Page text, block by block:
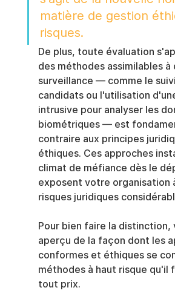
matière de gestion
risques.
De plus, toute évaluation
des méthodes assimilables à
surveillance — comme le
candidats ou l'utilisation
intrusive pour analyser les
biométriques — est
contraire aux principes
éthiques. Ces approches
climat de méfiance dès le
exposent votre organisation
risques juridiques
Pour bien faire la distinction,
aperçu de la façon dont les
conformes et éthiques se
méthodes à haut risque qu'il
tout prix.